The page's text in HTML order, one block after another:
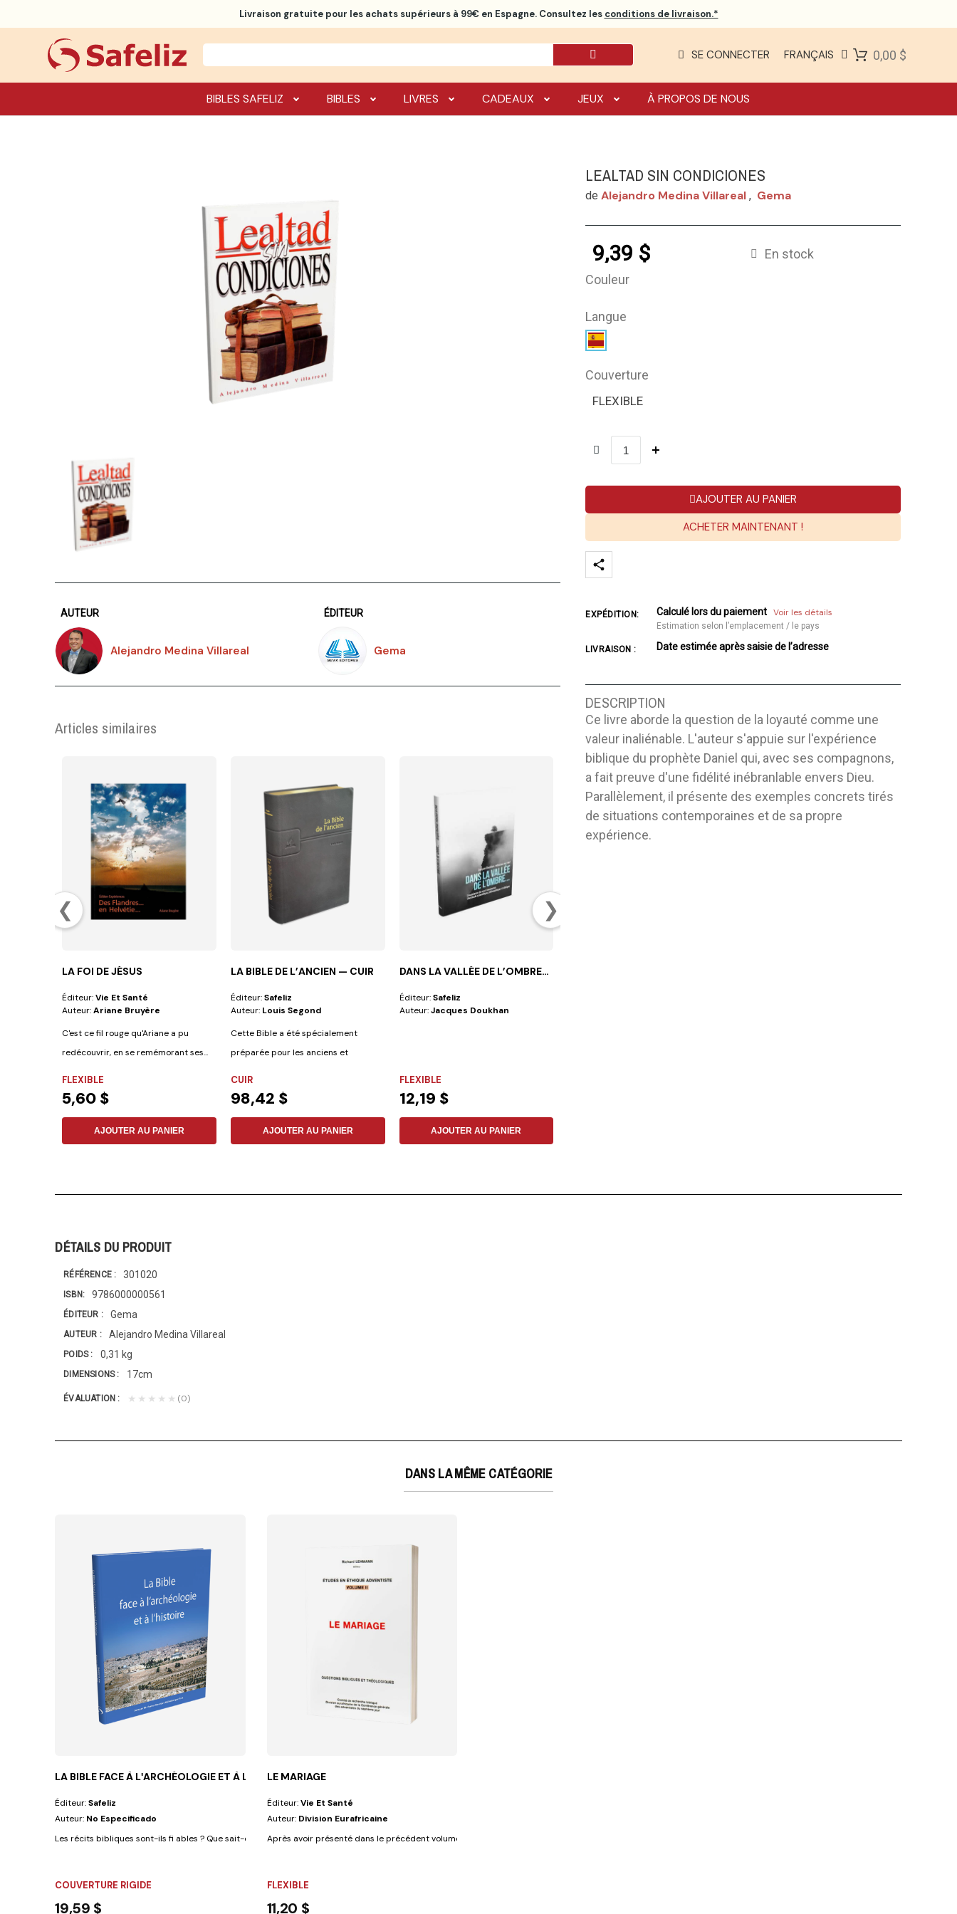
Livraison gratuitepour les achats supérieurs à 99€ en Espagne. Consultez les conditions de livraison.*
SE CONNECTER FRANÇAIS 0,00 $
BIBLES SAFELIZ BIBLES LIVRES CADEAUX JEUX À PROPOS DE NOUS
AUTEUR
Alejandro Medina Villareal
ÉDITEUR
Gema
Articles similaires
❮ ❯
LA FOI DE JÉSUS
Éditeur:Vie Et Santé
Auteur:Ariane Bruyère
C'est ce fil rouge qu'Ariane a pu
redécouvrir, en se remémorant ses...
FLEXIBLE
5,60 $
AJOUTER AU PANIER
LA BIBLE DE L’ANCIEN — CUIR
Éditeur:Safeliz
Auteur: Louis Segond
Cette Bible a été spécialement
préparée pour les anciens et
CUIR
98,42 $
AJOUTER AU PANIER
DANS LA VALLÉE DE L’OMBRE…
Éditeur:Safeliz
Auteur:Jacques Doukhan
FLEXIBLE
12,19 $
AJOUTER AU PANIER
LEALTAD SIN CONDICIONES
deAlejandro Medina Villareal , Gema
9,39 $
En stock
Couleur
Langue
Couverture
FLEXIBLE
AJOUTER AU PANIER
ACHETER MAINTENANT !
EXPÉDITION: Calculé lors du paiement Voir les détails
Estimation selon l’emplacement / le pays
LIVRAISON : Date estimée après saisie de l’adresse
DESCRIPTION
Ce livre aborde la question de la loyauté comme une
valeur inaliénable. L'auteur s'appuie sur l'expérience
biblique du prophète Daniel qui, avec ses compagnons,
a fait preuve d'une fidélité inébranlable envers Dieu.
Parallèlement, il présente des exemples concrets tirés
de situations contemporaines et de sa propre
expérience.
DÉTAILS DU PRODUIT
RÉFÉRENCE 301020
ISBN 9786000000561
ÉDITEUR Gema
AUTEUR Alejandro Medina Villareal
POIDS 0,31 kg
DIMENSIONS 17cm
ÉVALUATION ★★★★★ (0)
DANS LA MÊME CATÉGORIE
LA BIBLE FACE À LʹARCHÉOLOGIE ET À LʹHISTOIRE
Éditeur:Safeliz
Auteur: No Especificado
Les récits bibliques sont-ils fi ables ? Que sait-on des villes enfuies ? Les...
COUVERTURE RIGIDE
19,59 $
LE MARIAGE
Éditeur:Vie Et Santé
Auteur: Division Eurafricaine
Après avoir présenté dans le précédent volume les fondements bibliques du mariage...
FLEXIBLE
11,20 $